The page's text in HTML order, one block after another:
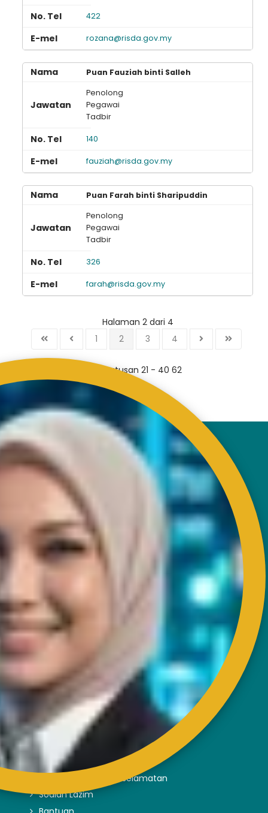
422
rozana@risda.gov.my
Puan Fauziah binti Salleh
Penolong
Pegawai
Tadbir
140
fauziah@risda.gov.my
Puan Farah binti Sharipuddin
Penolong
Pegawai
Tadbir
326
farah@risda.gov.my
Halaman 2 dari 4
1
2 3 4
Keputusan 21 - 40 62
HUBUNGI
Bangunan RISDA
Km 7, Jalan Ampang,
Karung Berkunci 11067,
50990 Kuala Lumpur.
Tel : +603-4256 4022
Faks : +603- 4257 6726
PAUTAN LUAR
Penafian
Dasar Privasi dan Keselamatan
Soalan Lazim